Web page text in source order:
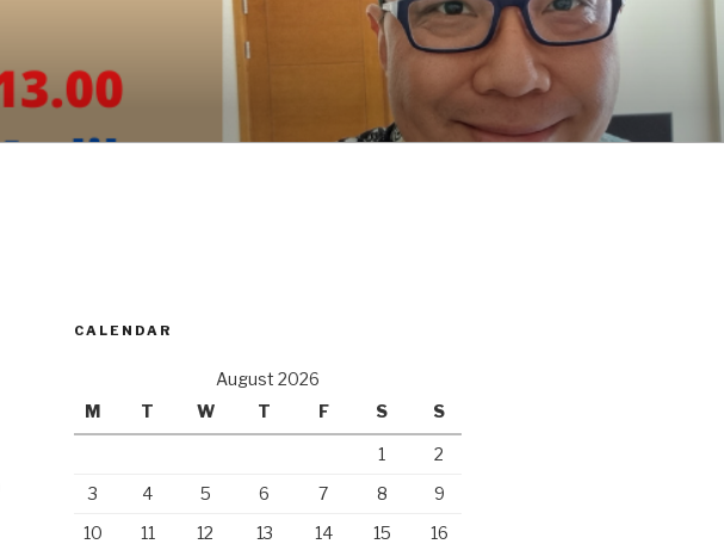
CALENDAR
August 2026
M
T W T F S S
1
2
3
4 5 6 7 8
9
10
11 12 13 14 15
16